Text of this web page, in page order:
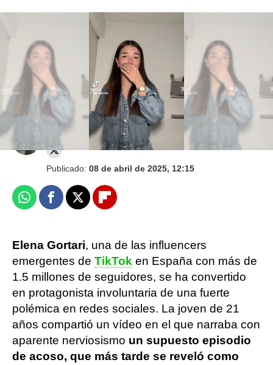
AuronPlay se sincera y reflexiona sobre su
futuro: "Quiero reinventarme, pero no me voy"
Juan Carrasco
Publicado: 08 de abril de 2025, 12:15
WhatsappFacebook
X Flipboard
Elena Gortari, una de las influencers
emergentes de TikTok en España con más de
1.5 millones de seguidores, se ha convertido
en protagonista involuntaria de una fuerte
polémica en redes sociales. La joven de 21
años compartió un vídeo en el que narraba con
aparente nerviosismo un supuesto episodio
de acoso, que más tarde se reveló como